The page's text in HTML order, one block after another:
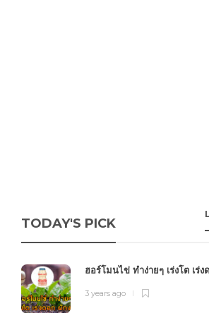
TODAY'S PICK
ฮอร์โมนไข่ ทำง่ายๆ เร่งโต เร่ง
3 years ago